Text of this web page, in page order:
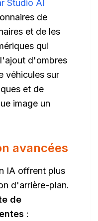
Studio AI
de
et de les
qui
d'ombres
véhicules sur
et de
image un
avancées
IA offrent plus
d'arrière-plan.
de
: